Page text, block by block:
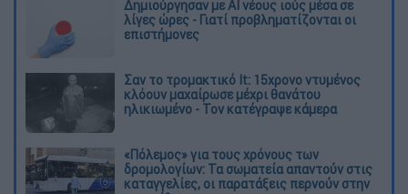
Δημιούργησαν με AI νέους ιούς μέσα σε
λίγες ώρες - Γιατί προβληματίζονται οι
επιστήμονες
Σαν το τρομακτικό It: 15χρονο ντυμένος
κλόουν μαχαίρωσε μέχρι θανάτου
ηλικιωμένο - Τον κατέγραψε κάμερα
«Πόλεμος» για τους χρόνους των
δρομολογίων: Τα σωματεία απαντούν στις
καταγγελίες, οι παρατάξεις περνούν στην